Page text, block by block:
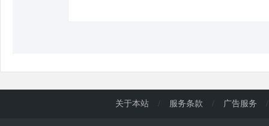
关于本站 / 服务条款 / 广告服务 /